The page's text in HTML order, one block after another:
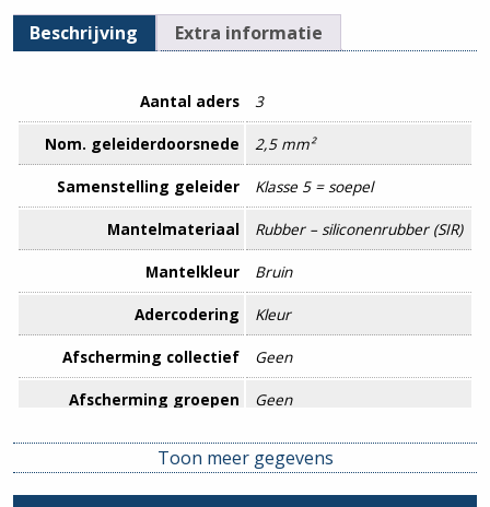
Beschrijving Extra informatie
Aantal aders 3
Nom. geleiderdoorsnede 2,5 mm²
Samenstelling geleider Klasse 5 = soepel
Mantelmateriaal Rubber – siliconenrubber (SIR)
Mantelkleur Bruin
Adercodering Kleur
Afscherming collectief Geen
Afscherming groepen Geen
AWG-maat 14
Ja
Toon meer gegevens